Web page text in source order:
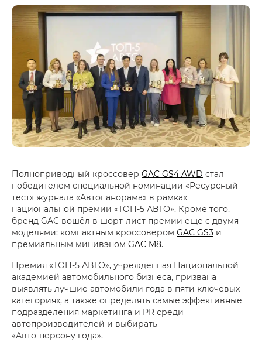
Полноприводный кроссовер GAC GS4 AWD стал
победителем специальной номинации «Ресурсный
тест» журнала «Автопанорама» в рамках
национальной премии «ТОП-5 АВТО». Кроме того,
бренд GAC вошёл в шорт-лист премии еще с двумя
моделями: компактным кроссовером GAC GS3 и
премиальным минивэном GAC M8.
Премия «ТОП-5 АВТО», учреждённая Национальной
академией автомобильного бизнеса, призвана
выявлять лучшие автомобили года в пяти ключевых
категориях, а также определять самые эффективные
подразделения маркетинга и PR среди
автопроизводителей и выбирать
«Авто-персону года».